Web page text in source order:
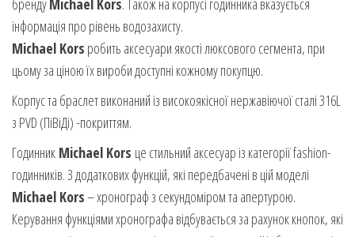
брендуMichael Kors. Також на корпусі годинника вказується
інформація про рівень водозахисту.
Michael Kors робить аксесуари якості люксового сегмента, при
цьому за ціною їх вироби доступні кожному покупцю.
Корпус та браслет виконаний із високоякісної нержавіючої сталі 316L
з PVD (ПіВіДі) -покриттям.
Годинник Michael Kors це стильний аксесуар із категорії fashion-
годинників. З додаткових функцій, які передбачені в цій моделі
Michael Kors– хронограф з секундоміром та апертурою.
Керування функціями хронографа відбувається за рахунок кнопок, які